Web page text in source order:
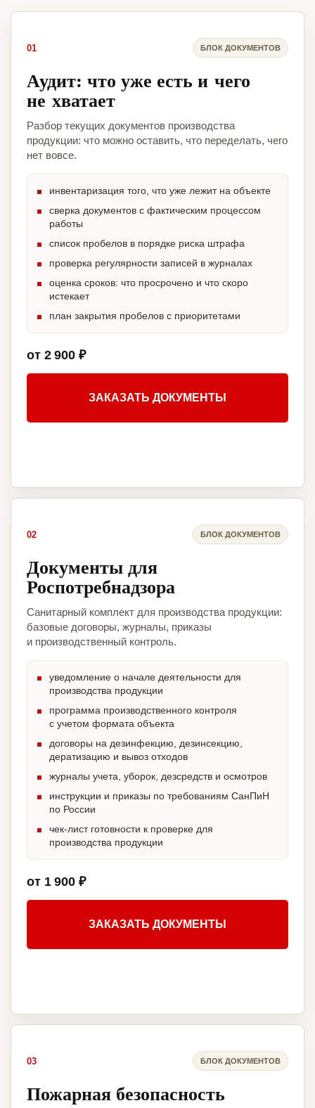
01 БЛОК ДОКУМЕНТОВ
Аудит: что уже есть и чего
не хватает
Разбор текущих документов производства
продукции: что можно оставить, что переделать, чего
нет вовсе.
инвентаризация того, что уже лежит на объекте
сверка документов с фактическим процессом
работы
список пробелов в порядке риска штрафа
проверка регулярности записей в журналах
оценка сроков: что просрочено и что скоро
истекает
план закрытия пробелов с приоритетами
от 2 900 ₽
ЗАКАЗАТЬ ДОКУМЕНТЫ
02 БЛОК ДОКУМЕНТОВ
Документы для
Роспотребнадзора
Санитарный комплект для производства продукции:
базовые договоры, журналы, приказы
и производственный контроль.
уведомление о начале деятельности для
производства продукции
программа производственного контроля
с учетом формата объекта
договоры на дезинфекцию, дезинсекцию,
дератизацию и вывоз отходов
журналы учета, уборок, дезсредств и осмотров
инструкции и приказы по требованиям СанПиН
по России
чек-лист готовности к проверке для
производства продукции
от 1 900 ₽
ЗАКАЗАТЬ ДОКУМЕНТЫ
03 БЛОК ДОКУМЕНТОВ
Пожарная безопасность